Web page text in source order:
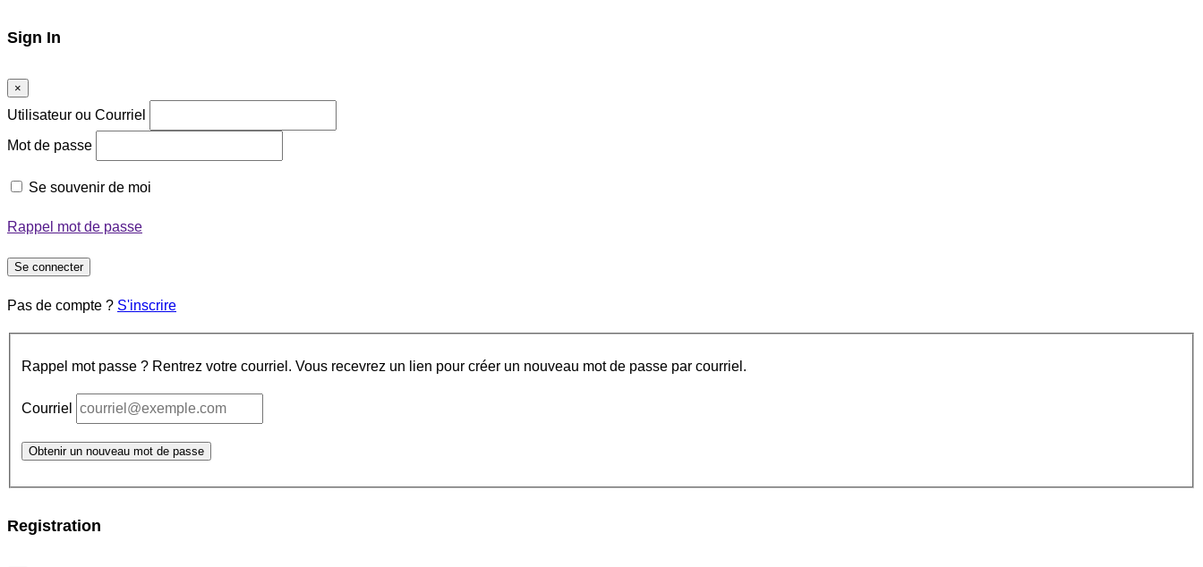
Sign In
×
Utilisateur ou Courriel
Mot de passe
Se souvenir de moi
Rappel mot de passe
Se connecter
Pas de compte ? S'inscrire
Rappel mot passe ? Rentrez votre courriel. Vous recevrez un lien pour créer un nouveau mot de passe par courriel.
Courriel
Obtenir un nouveau mot de passe
Registration